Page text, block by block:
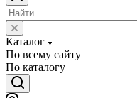
Каталог
По всему сайту
По каталогу